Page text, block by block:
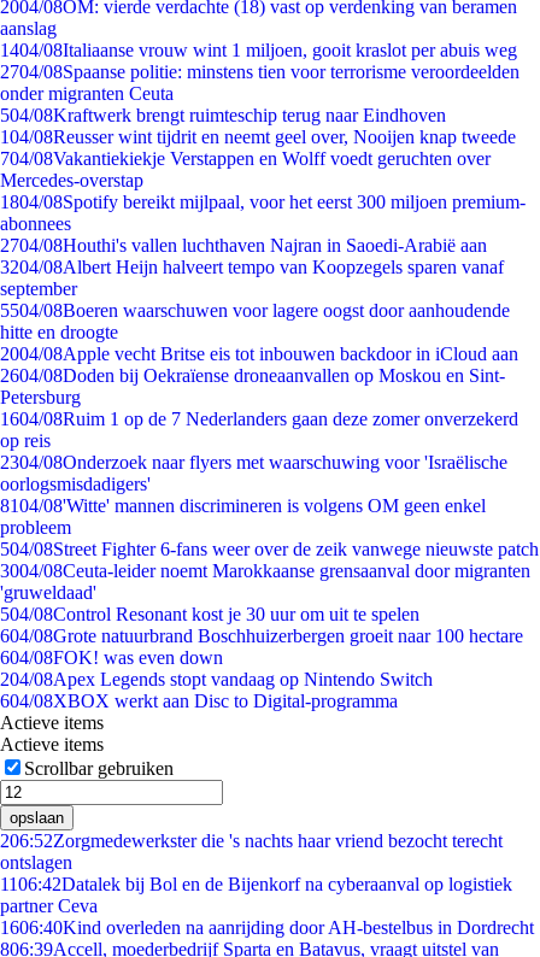
2004/08OM: vierde verdachte (18) vast op verdenking van beramen
aanslag
1404/08Italiaanse vrouw wint 1 miljoen, gooit kraslot per abuis weg
2704/08Spaanse politie: minstens tien voor terrorisme veroordeelden
onder migranten Ceuta
504/08Kraftwerk brengt ruimteschip terug naar Eindhoven
104/08Reusser wint tijdrit en neemt geel over, Nooijen knap tweede
704/08Vakantiekiekje Verstappen en Wolff voedt geruchten over
Mercedes-overstap
1804/08Spotify bereikt mijlpaal, voor het eerst 300 miljoen premium-
abonnees
2704/08Houthi's vallen luchthaven Najran in Saoedi-Arabië aan
3204/08Albert Heijn halveert tempo van Koopzegels sparen vanaf
september
5504/08Boeren waarschuwen voor lagere oogst door aanhoudende
hitte en droogte
2004/08Apple vecht Britse eis tot inbouwen backdoor in iCloud aan
2604/08Doden bij Oekraïense droneaanvallen op Moskou en Sint-
Petersburg
1604/08Ruim 1 op de 7 Nederlanders gaan deze zomer onverzekerd
op reis
2304/08Onderzoek naar flyers met waarschuwing voor 'Israëlische
oorlogsmisdadigers'
8104/08'Witte' mannen discrimineren is volgens OM geen enkel
probleem
504/08Street Fighter 6-fans weer over de zeik vanwege nieuwste patch
3004/08Ceuta-leider noemt Marokkaanse grensaanval door migranten
'gruweldaad'
504/08Control Resonant kost je 30 uur om uit te spelen
604/08Grote natuurbrand Boschhuizerbergen groeit naar 100 hectare
604/08FOK! was even down
204/08Apex Legends stopt vandaag op Nintendo Switch
604/08XBOX werkt aan Disc to Digital-programma
Actieve items
Actieve items
Scrollbar gebruiken
opslaan
206:52Zorgmedewerkster die 's nachts haar vriend bezocht terecht
ontslagen
1106:42Datalek bij Bol en de Bijenkorf na cyberaanval op logistiek
partner Ceva
1606:40Kind overleden na aanrijding door AH-bestelbus in Dordrecht
806:39Accell, moederbedrijf Sparta en Batavus, vraagt uitstel van